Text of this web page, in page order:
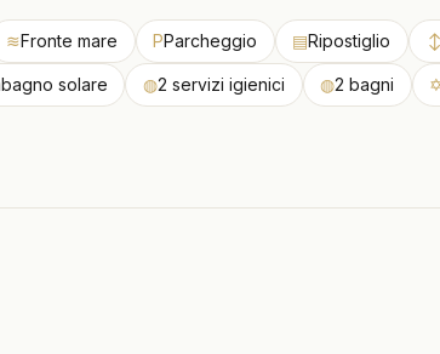
≋Fronte mare PParcheggio ▤Ripostiglio ↕
solare ◍2 servizi igienici ◍2 bagni